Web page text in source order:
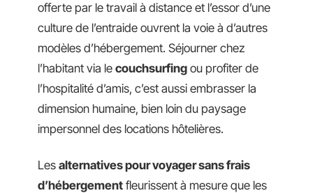
offerte par le travail à distance et l’essor d’une
culture de l’entraide ouvrent la voie à d’autres
modèles d’hébergement. Séjourner chez
l’habitant via le couchsurfing ou profiter de
l’hospitalité d’amis, c’est aussi embrasser la
dimension humaine, bien loin du paysage
impersonnel des locations hôtelières.
Les alternatives pour voyager sans frais
d’hébergement fleurissent à mesure que les